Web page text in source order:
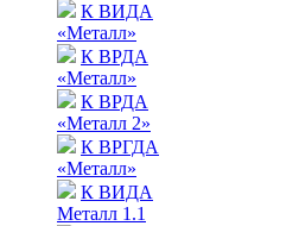
К ВИДА
«Металл»
К ВРДА
«Металл»
К ВРДА
«Металл 2»
К ВРГДА
«Металл»
К ВИДА
Металл 1.1